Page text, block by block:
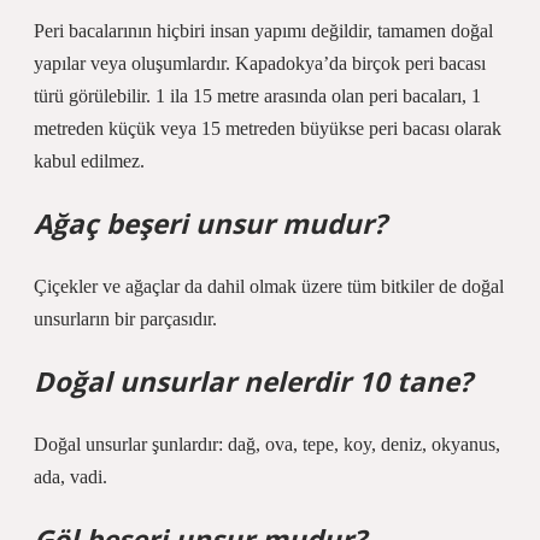
Peri bacalarının hiçbiri insan yapımı değildir, tamamen doğal
yapılar veya oluşumlardır. Kapadokya’da birçok peri bacası
türü görülebilir. 1 ila 15 metre arasında olan peri bacaları, 1
metreden küçük veya 15 metreden büyükse peri bacası olarak
kabul edilmez.
Ağaç beşeri unsur mudur?
Çiçekler ve ağaçlar da dahil olmak üzere tüm bitkiler de doğal
unsurların bir parçasıdır.
Doğal unsurlar nelerdir 10 tane?
Doğal unsurlar şunlardır: dağ, ova, tepe, koy, deniz, okyanus,
ada, vadi.